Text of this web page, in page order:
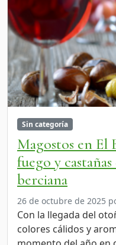
Sin categoría
Magostos en El
fuego y
berciana
26 de octubre de 2025
Con la llegada del
colores cálidos y